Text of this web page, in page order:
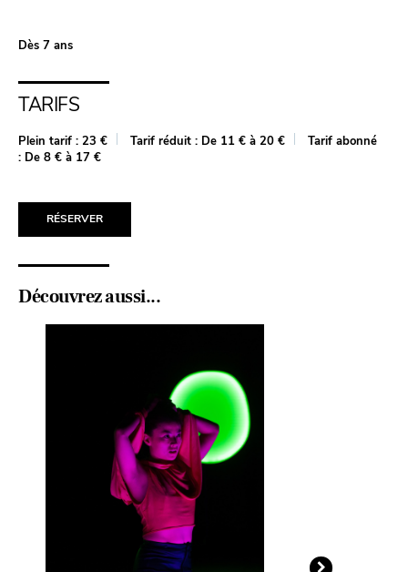
Dès 7 ans
TARIFS
Plein tarif : 23 € Tarif réduit : De 11 € à 20 €
Tarif abonné
: De 8 € à 17 €
RÉSERVER
Découvrez aussi...